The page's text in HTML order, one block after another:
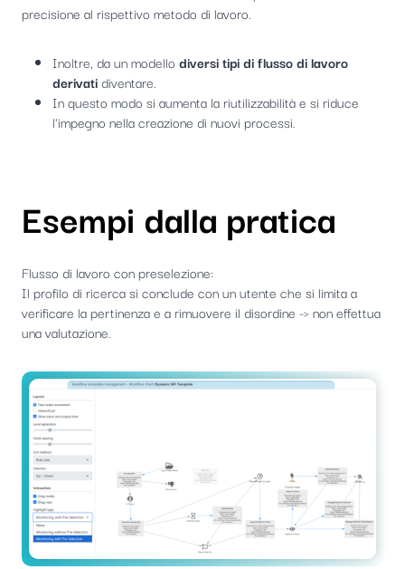
precisione al rispettivo metodo di lavoro.
Inoltre, da un modellodiversi tipi di flusso di lavoro
derivatidiventare.
In questo modo si aumenta la riutilizzabilità e si riduce
l'impegno nella creazione di nuovi processi.
Esempi dalla pratica
Flusso di lavoro con preselezione:
Il profilo di ricerca si conclude con un utente che si limita a
verificare la pertinenza e a rimuovere il disordine -> non effettua
una valutazione.